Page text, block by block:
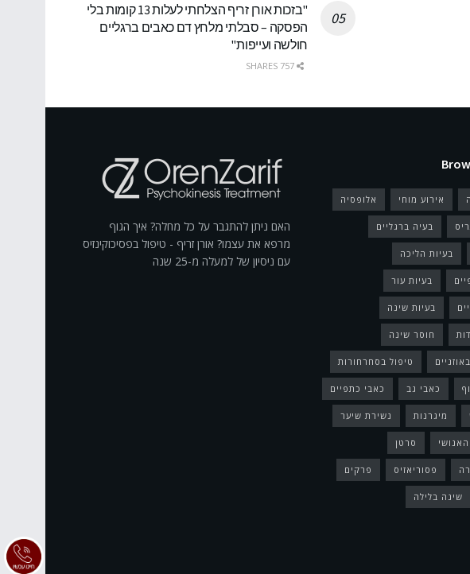
"בזכות אורן זריף הצלחתי לעלות 13 קומות בלי
הפסקה – סבלתי מלחץ דם כאבים ברגליים
חולשה ועייפות"
אירוע מוחי אלופסיה
בעיה ברגליים
בעיות הליכה
בעיות עור
בעיות שינה
חוסר שינה
טיפול בסחרחורות
כאבי גב כאבי כתפיים
מיגרנות נשירת שיער
סרטן
פסוריאזיס פרקים
שינה בלילה
האם ניתן להתגבר על כל מחלה? איך הגוף
מרפא את עצמו? אורן זריף - טיפול בפסיכוקינזיס
עם ניסיון של למעלה מ-25 שנה